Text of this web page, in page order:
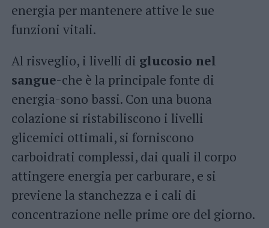
energia per mantenere attive le sue
funzioni vitali.
Al risveglio, i livelli di glucosio nel
sangue-che è la principale fonte di
energia-sono bassi. Con una buona
colazione si ristabiliscono i livelli
glicemici ottimali, si forniscono
carboidrati complessi, dai quali il corpo
attingere energia per carburare, e si
previene la stanchezza e i cali di
concentrazione nelle prime ore del giorno.